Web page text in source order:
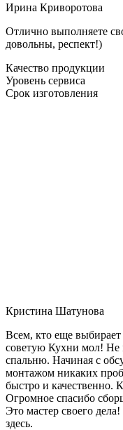
Ирина Криворотова
Отлично выполняете
довольны, респект!)
Качество продукции
Уровень сервиса
Срок изготовления
Кристина Шатунова
Всем, кто еще
советую Кухни мол! Не
спальню. Начиная с
монтажом никаких
быстро и качественно.
Огромное спасибо
Это мастер своего
здесь.